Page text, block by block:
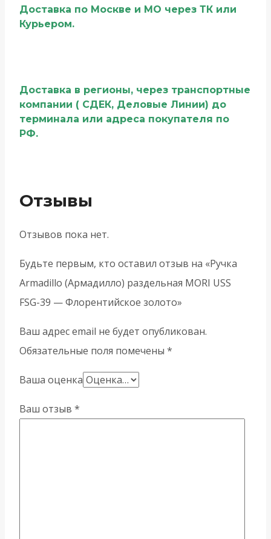
Доставка по Москве и МО через ТК или
Курьером.
Доставка в регионы, через транспортные
компании ( СДЕК, Деловые Линии) до
терминала или адреса покупателя по
РФ.
Отзывы
Отзывов пока нет.
Будьте первым, кто оставил отзыв на «Ручка
Armadillo (Армадилло) раздельная MORI USS
FSG-39 — Флорентийское золото»
Ваш адрес email не будет опубликован.
Обязательные поля помечены *
Ваша оценка
Ваш отзыв *